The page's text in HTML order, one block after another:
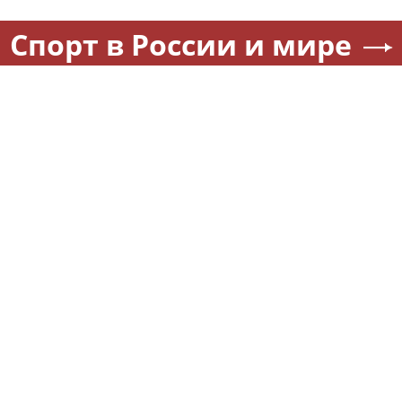
Спорт в России и мире